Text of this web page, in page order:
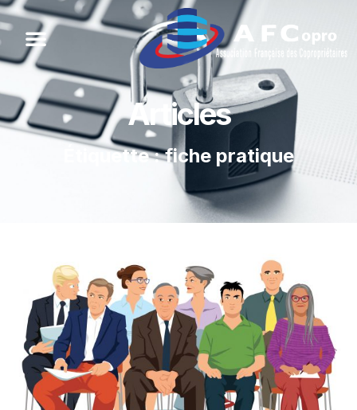
Articles
Étiquette : fiche pratique